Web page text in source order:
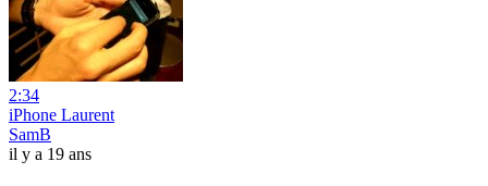
2:34
iPhone Laurent
SamB
il y a 19 ans